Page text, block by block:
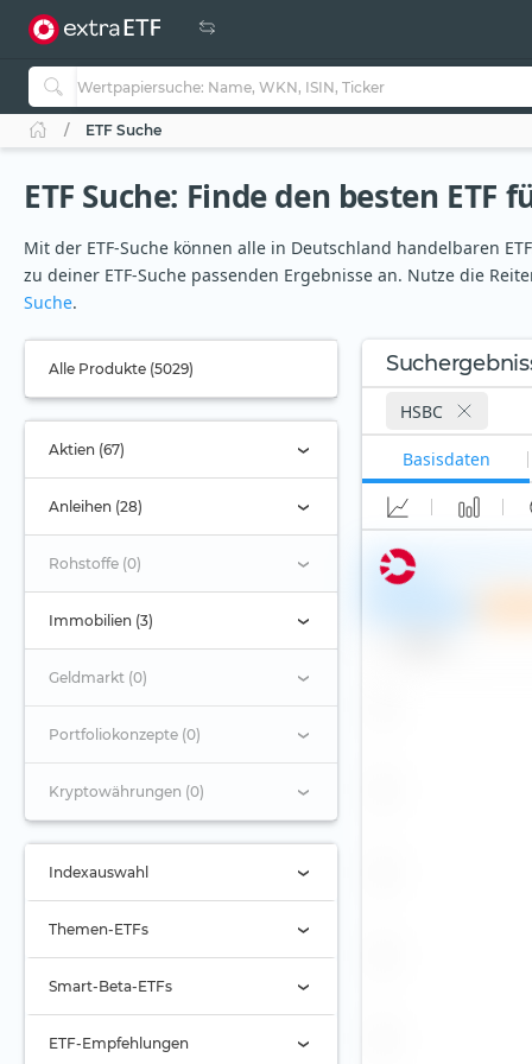
ETF Suche
ETF Suche: Finde den besten
Mit der ETF-Suche können alle in Deutschland handelbaren
zu deiner ETF-Suche passenden Ergebnisse an. Nutze die
Suche.
Alle Produkte (5029)
Aktien (67)
Anleihen (28)
Rohstoffe (0)
Immobilien (3)
Geldmarkt (0)
Portfoliokonzepte (0)
Kryptowährungen (0)
Indexauswahl
Indexauswahl
Themen-ETFs
Automobilbranche
Banken
Smart-Beta-ETFs
ETF-Empfehlungen
HSBC
Basisdaten
HSBC MSCI World
ETF (Dist)